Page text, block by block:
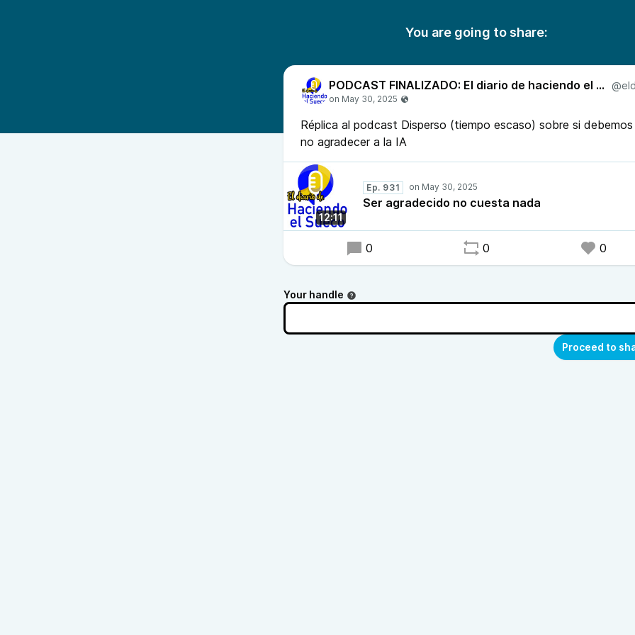
You are going to share:
PODCAST FINALIZADO: El diario de haciendo el Sueco
Réplica al podcast Disperso (tiempo escaso) sobre si
no agradecer a la IA
12:11
Ep. 931
Ser agradecido no cuesta nada
0 0 0
Your handle
Proceed to